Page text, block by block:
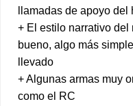
llamadas de apoyo
+ El estilo narrativo del
bueno, algo más
llevado
+ Algunas armas muy
como el RC